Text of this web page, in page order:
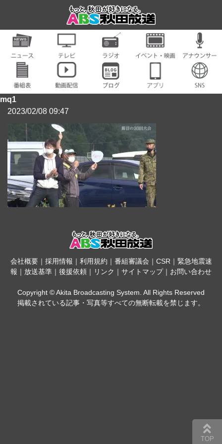
mq1
2023/02/08 09:47
会社概要｜ 採用情報 ｜ 利用規約 ｜ 番組審議会 ｜ CSR｜ 緊急地震速
報 ｜ 放送基準 ｜ 後援依頼 ｜ リンク ｜ サイトマップ｜ お問い合わせ
Copyright © Akita Broadcasting System. All Rights Reserved
掲載されている記事・写真等すべての無断転載を禁じます。